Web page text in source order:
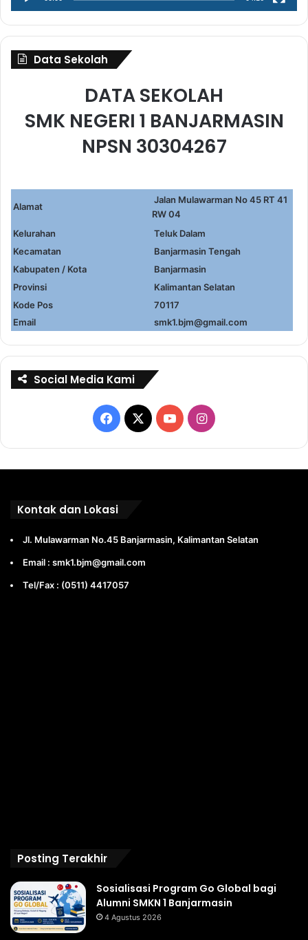
Data Sekolah
DATA SEKOLAH
SMK NEGERI 1 BANJARMASIN
NPSN 30304267
Alamat
Jalan Mulawarman No 45 RT 41
RW 04
Kelurahan
Teluk Dalam
Kecamatan
Banjarmasin Tengah
Kabupaten / Kota
Banjarmasin
Provinsi
Kalimantan Selatan
Kode Pos
70117
Email
smk1.bjm@gmail.com
Social Media Kami
Facebook
X YouTubeInstagram
Kontak dan Lokasi
Jl. Mulawarman No.45 Banjarmasin, Kalimantan Selatan
Email : smk1.bjm@gmail.com
Tel/Fax : (0511) 4417057
Posting Terakhir
Sosialisasi Program Go Global bagi
Alumni SMKN 1 Banjarmasin
4 Agustus 2026